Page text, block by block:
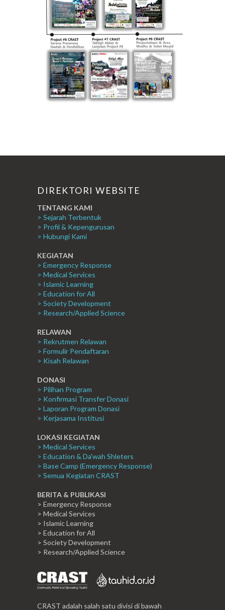
DIREKTORI WEBSITE
TENTANG KAMI
> Sejarah Terbentuk
> Profil & Kepengurusan
> Hubungi Kami
KEGIATAN
> Emergency Response
> Medical Services
> Islamic Learning
> Education for All
> Society Development
> Research/Applied Science
RELAWAN
> Rekrutmen Relawan
> Formulir Pendaftaran
> Kisah Relawan
DONASI
> Pilihan Program
> Konfirmasi Transfer Donasi
> Laporan Program Donasi
> Kerjasama Institusi
LOKASI KEGIATAN
> Medical Services
> Education & Da'wah Shleters
> Base Camp (Emergency Response)
> Semua Kegiatan CRAST
BERITA & PUBLIKASI
> Emergency Response
> Medical Services
> Islamic Learning
> Education for All
> Society Development
> Research/Applied Science
CRAST adalah salah satu divisi di bawah